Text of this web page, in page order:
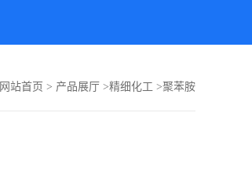
网站首页 > 产品展厅 >精细化工 >聚苯胺